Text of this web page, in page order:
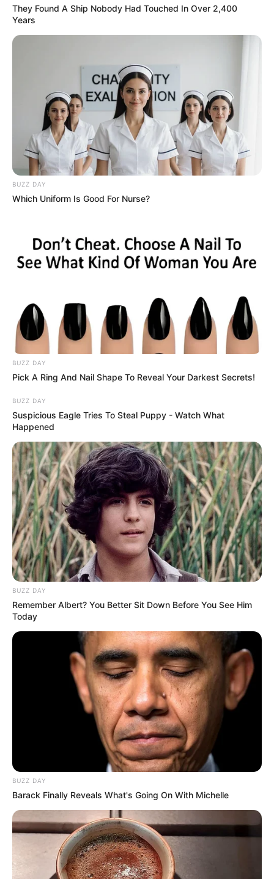
They Found A Ship Nobody Had Touched In Over 2,400
Years
BUZZ DAY
Which Uniform Is Good For Nurse?
BUZZ DAY
Pick A Ring And Nail Shape To Reveal Your Darkest Secrets!
BUZZ DAY
Suspicious Eagle Tries To Steal Puppy - Watch What
Happened
BUZZ DAY
Remember Albert? You Better Sit Down Before You See Him
Today
BUZZ DAY
Barack Finally Reveals What's Going On With Michelle